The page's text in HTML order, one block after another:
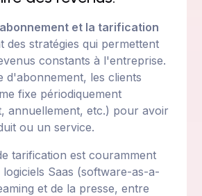
et la tarification
des stratégies qui permettent
constants à l'entreprise.
d'abonnement, les clients
fixe périodiquement
annuellement, etc.) pour avoir
ou un service.
tarification est couramment
Saas (software-as-a-
et de la presse, entre